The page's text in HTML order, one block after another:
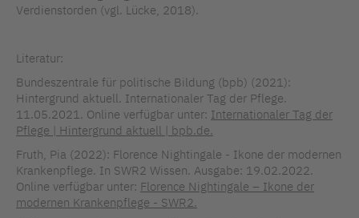
Verdienstorden (vgl. Lücke, 2018).
Literatur:
Bundeszentrale für politische Bildung (bpb) (2021):
Hintergrund aktuell. Internationaler Tag der Pflege.
11.05.2021. Online verfügbar unter: Internationaler Tag der
Pflege | Hintergrund aktuell | bpb.de.
Fruth, Pia (2022): Florence Nightingale - Ikone der modernen
Krankenpflege. In SWR2 Wissen. Ausgabe: 19.02.2022.
Online verfügbar unter: Florence Nightingale – Ikone der
modernen Krankenpflege - SWR2.